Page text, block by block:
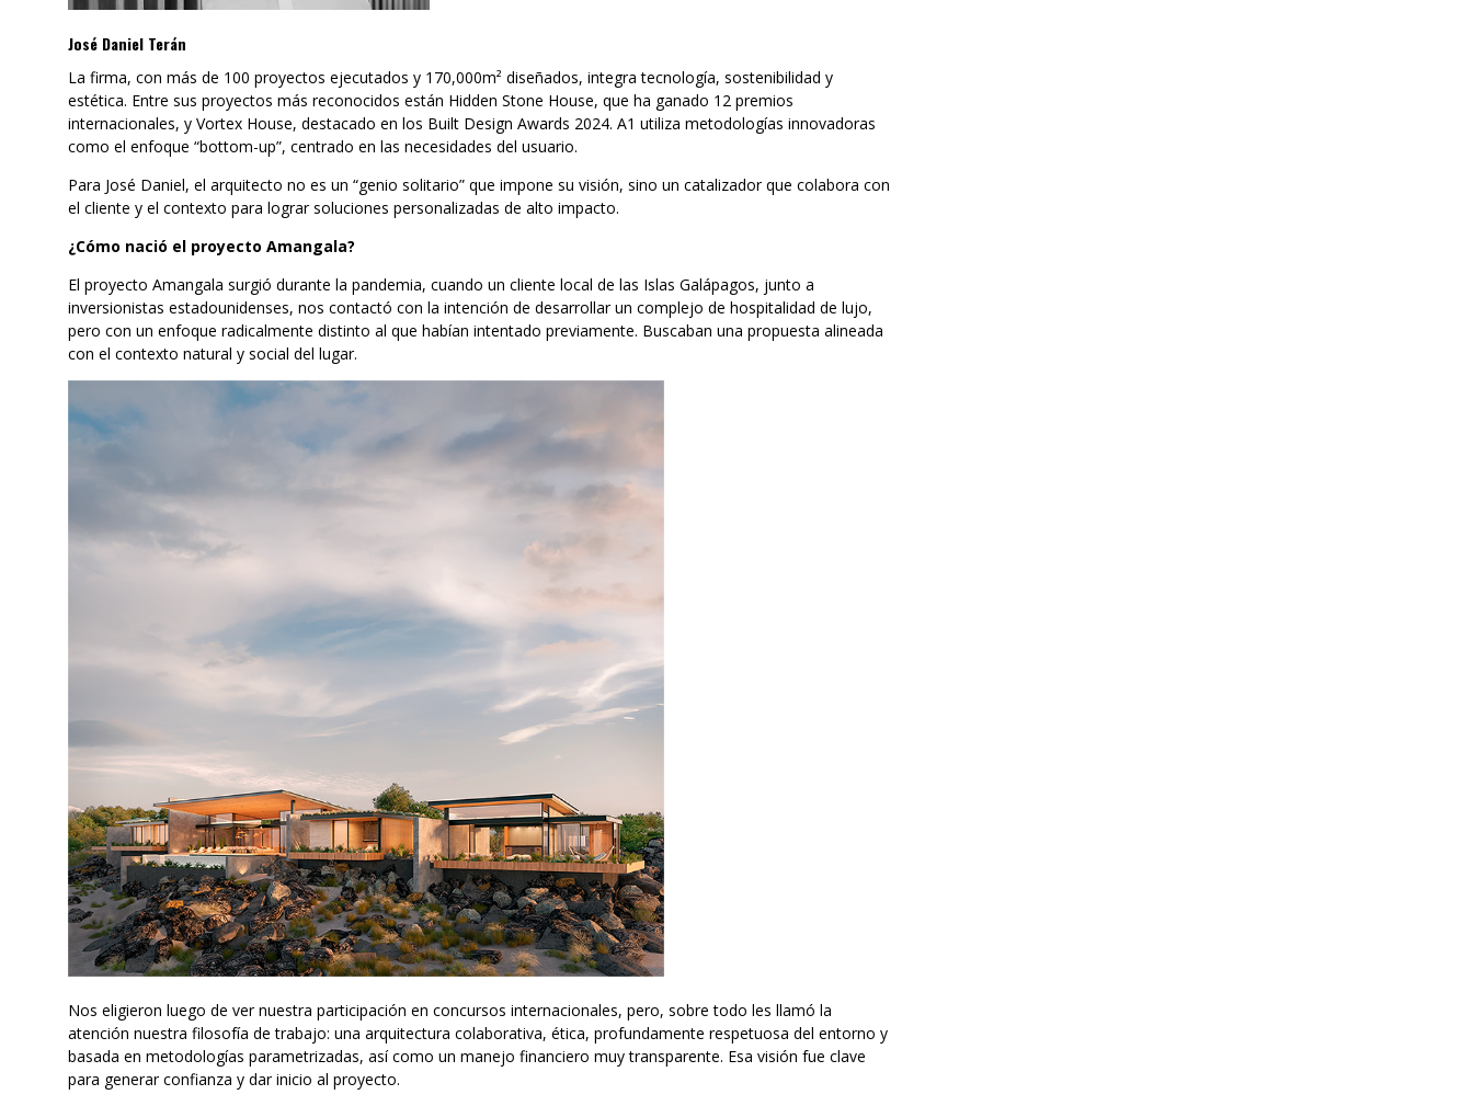
José Daniel Terán
La firma, con más de 100 proyectos ejecutados y 170,000m² diseñados, integra tecnología, sostenibilidad y
estética. Entre sus proyectos más reconocidos están Hidden Stone House, que ha ganado 12 premios
internacionales, y Vortex House, destacado en los Built Design Awards 2024. A1 utiliza metodologías innovadoras
como el enfoque “bottom-up”, centrado en las necesidades del usuario.
Para José Daniel, el arquitecto no es un “genio solitario” que impone su visión, sino un catalizador que colabora con
el cliente y el contexto para lograr soluciones personalizadas de alto impacto.
¿Cómo nació el proyecto Amangala?
El proyecto Amangala surgió durante la pandemia, cuando un cliente local de las Islas Galápagos, junto a
inversionistas estadounidenses, nos contactó con la intención de desarrollar un complejo de hospitalidad de lujo,
pero con un enfoque radicalmente distinto al que habían intentado previamente. Buscaban una propuesta alineada
con el contexto natural y social del lugar.
Nos eligieron luego de ver nuestra participación en concursos internacionales, pero, sobre todo les llamó la
atención nuestra filosofía de trabajo: una arquitectura colaborativa, ética, profundamente respetuosa del entorno y
basada en metodologías parametrizadas, así como un manejo financiero muy transparente. Esa visión fue clave
para generar confianza y dar inicio al proyecto.